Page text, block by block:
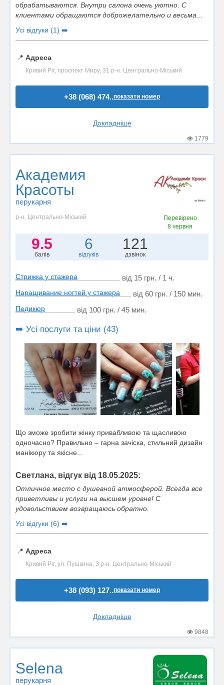
обрабатываются. Внутри салона очень уютно. С
клиентами обращаются доброжелательно и весьма...
Усі відгуки (1) ➡️
📍 Адреса
Кривий Ріг, проспект Миру, 31 р-н. Центрально-Міський
+38 (068) 474..показати номер
Докладніше
1779
Академия
Красоты
перукарня
р-н. Центрально-Міський
Перевірено
8 червня
9.5
балів
6
відгуків
121
дзвінок
Стрижка у стажера від 15 грн. / 1 ч.
Наращивание ногтей у стажера від 60 грн. / 150 мин.
Педикюр від 100 грн. / 45 мин.
➡️ Усі послуги та ціни (43)
Що зможе зробити жінку привабливою та щасливою
одночасно? Правильно – гарна зачіска, стильний дизайн
манікюру та якісне...
Светлана, відгук від 18.05.2025:
Отличное место с душевной атмосферой. Всегда все
приветливы и услуги на высшем уровне! С
удовольствием возвращаюсь обратно.
Усі відгуки (6) ➡️
📍 Адреса
Кривий Ріг, ул. Пушкина, 3 р-н. Центрально-Міський
+38 (093) 127..показати номер
Докладніше
9848
Selena
перукарня